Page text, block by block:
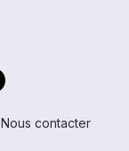
Nous contacter